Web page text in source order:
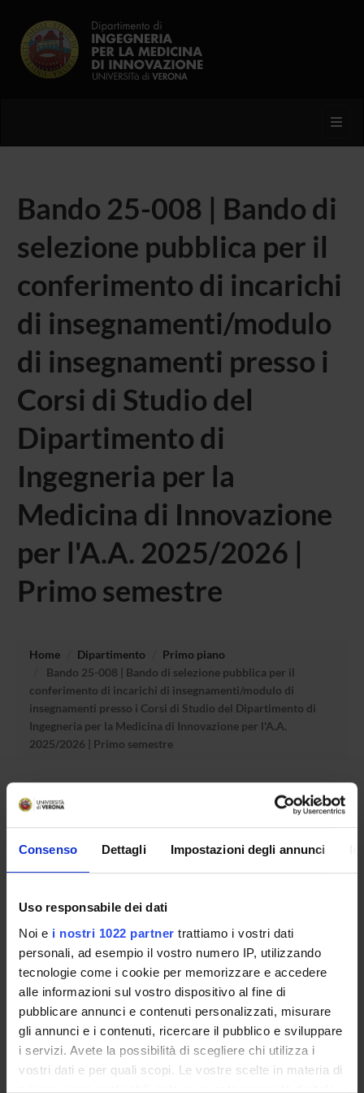
Consenso Dettagli Impostazioni degli annunci
Uso responsabile dei dati
Noi e i nostri 1022 partner trattiamo i vostri dati
personali, ad esempio il vostro numero IP, utilizzando
tecnologie come i cookie per memorizzare e accedere
alle informazioni sul vostro dispositivo al fine di
pubblicare annunci e contenuti personalizzati, misurare
gli annunci e i contenuti, ricercare il pubblico e sviluppare
i servizi. Avete la possibilità di scegliere chi utilizza i
vostri dati e per quali scopi. Le vostre scelte in materia di
privacy sono applicabili solo su questa proprietà digitale
Bando 25-008 | Bando di
selezione pubblica per il
conferimento di incarichi
di insegnamenti/modulo
di insegnamenti presso i
Corsi di Studio del
Dipartimento di
Ingegneria per la
Medicina di Innovazione
per l'A.A. 2025/2026 |
Primo semestre
Home Dipartimento
Primo piano
Bando 25-008 | Bando di selezione pubblica per il
conferimento di incarichi di insegnamenti/modulo di
insegnamenti presso i Corsi di Studio del Dipartimento di
Ingegneria per la Medicina di Innovazione per l'A.A.
2025/2026 | Primo semestre
dal 19/06/25 al 31/08/25
Referente
Caterina Vantini
Pagina Web
https://www.univr.it/it/concorsi/incarichi-
didattici/professori-a-contratto/0/14785
Dipartimento
Ingegneria per la medicina di innovazione
ORGANIZZAZIONE